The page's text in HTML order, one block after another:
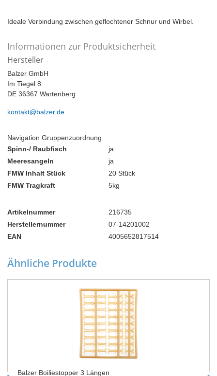
Ideale Verbindung zwischen geflochtener Schnur und Wirbel.
Informationen zur Produktsicherheit
Hersteller
Balzer GmbH
Im Tiegel 8
DE 36367 Wartenberg
kontakt@balzer.de
Navigation Gruppenzuordnung
Spinn-/ Raubfisch
ja
Meeresangeln
ja
FMW Inhalt Stück
20 Stück
FMW Tragkraft
5kg
Artikelnummer
216735
Herstellernummer
07-14201002
EAN
4005652817514
Ähnliche Produkte
Balzer Boiliestopper 3 Längen